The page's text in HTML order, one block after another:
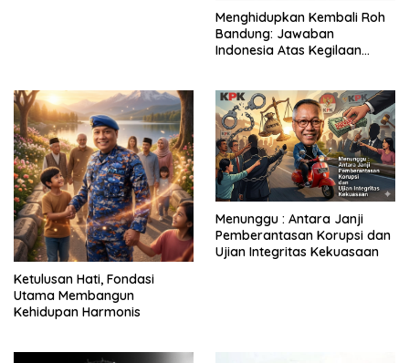
Menghidupkan Kembali Roh
Bandung: Jawaban
Indonesia Atas Kegilaan
Ketulusan Hati, Fondasi
Utama Membangun
Kehidupan Harmonis
Menunggu : Antara Janji
Pemberantasan Korupsi dan
Ujian Integritas Kekuasaan